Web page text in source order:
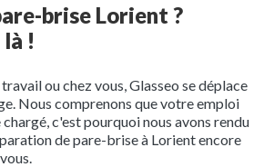
brise Lorient ?
!
ou chez vous, Glasseo se déplace
Nous comprenons que votre emploi
c'est pourquoi nous avons rendu
de pare-brise à Lorient encore